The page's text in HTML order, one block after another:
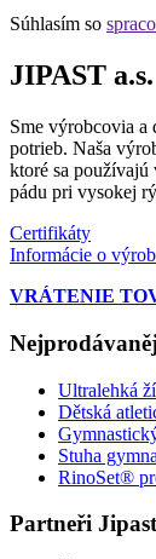
Súhlasím so
JIPAST a.s.
Sme výrobcovia a
potrieb. Naša
ktoré sa používajú
pádu pri vysokej
Certifikáty
Informácie o
VRÁTENIE
Ultralehká
Dětská
Stuha
RinoSet®
Partneři Jipast